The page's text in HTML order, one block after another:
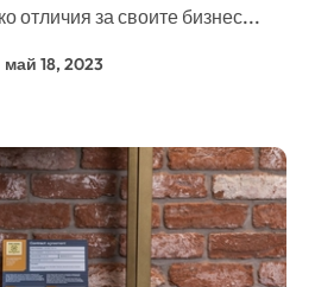
отличия за своите бизнес...
май 18, 2023